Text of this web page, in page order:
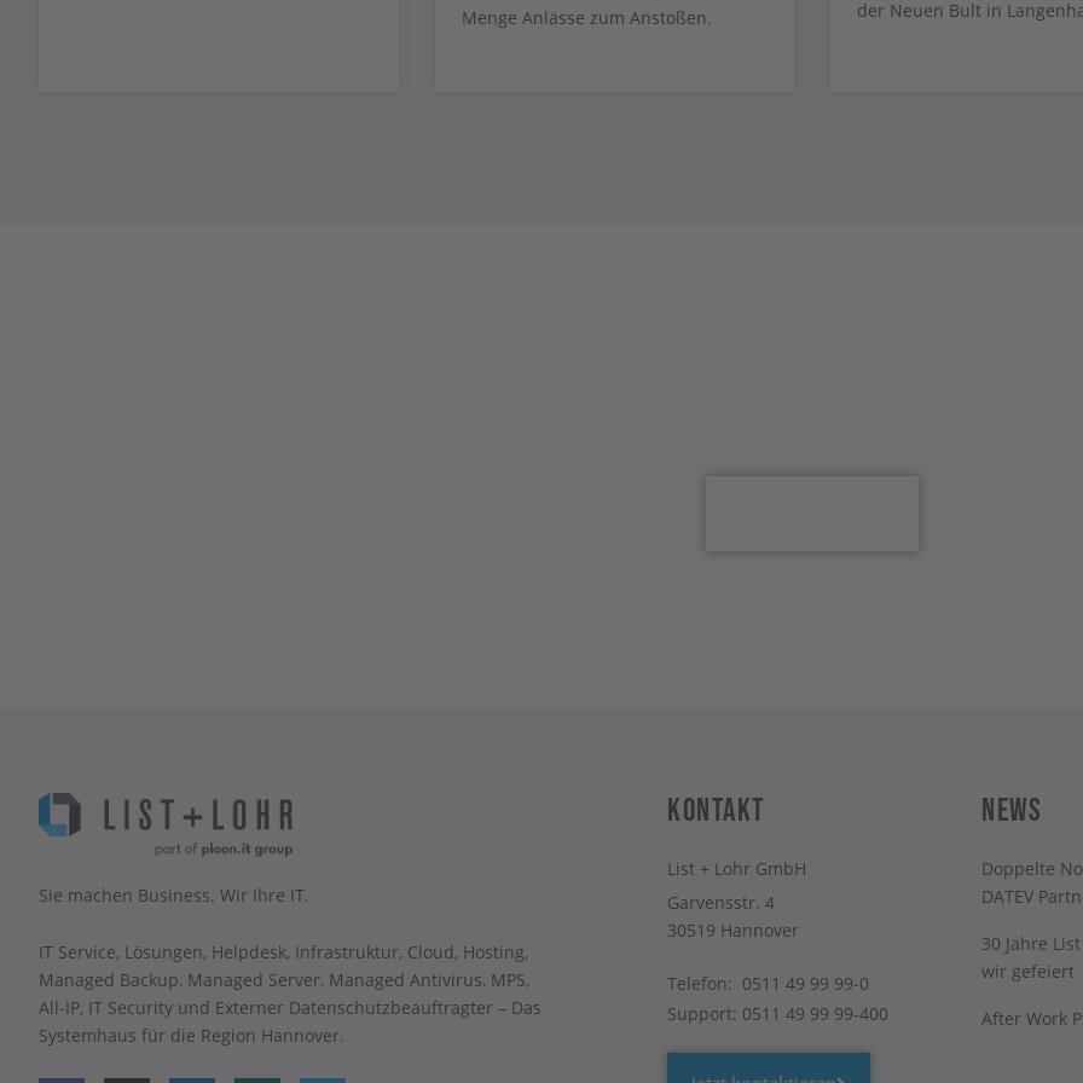
Menge Anlässe zum Anstoßen.
der Neuen Bult in
Sie machen Business. Wir Ihre IT.
IT Service, Lösungen, Helpdesk, Infrastruktur, Cloud, Hosting,
Managed Backup, Managed Server, Managed Antivirus, MPS,
All-IP, IT Security und Externer Datenschutzbeauftragter – Das
Systemhaus für die Region Hannover.
Kontakt
List + Lohr GmbH
Garvensstr. 4
30519 Hannover
Telefon: 0511 49 99 99-0
Support: 0511 49 99 99-400
News
Doppelte
DATEV
30 Jahre
wir gefeiert
After Work